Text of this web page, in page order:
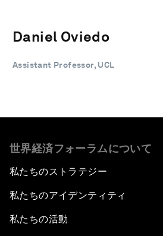
Daniel Oviedo
Assistant Professor, UCL
世界経済フォーラムについて
私たちのストラテジー
私たちのアイデンティティ
私たちの活動